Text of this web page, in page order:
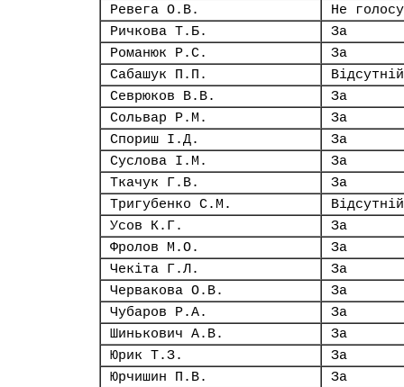
Ревега О.В.
Не
Ричкова Т.Б.
За
Романюк Р.С.
За
Сабашук П.П.
Відсутній
Севрюков В.В.
За
Сольвар Р.М.
За
Спориш І.Д.
За
Суслова І.М.
За
Ткачук Г.В.
За
Тригубенко С.М.
Відсутній
Усов К.Г.
За
Фролов М.О.
За
Чекіта Г.Л.
За
Червакова О.В.
За
Чубаров Р.А.
За
Шинькович А.В.
За
Юрик Т.З.
За
Юрчишин П.В.
За